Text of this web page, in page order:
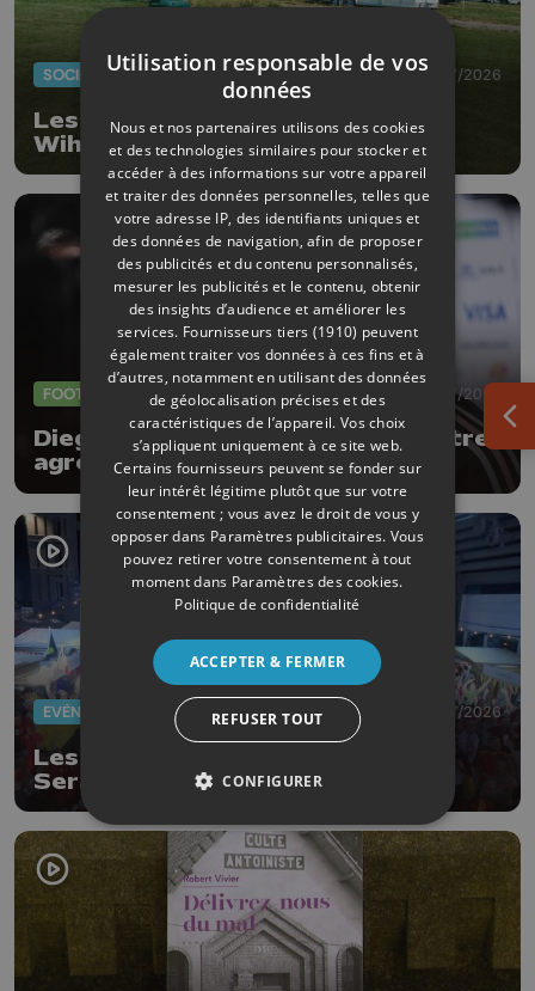
SOCIÉTÉ 20/07/2026
Les gens du voyage ont quitté
Wihogne
FOOTBALL 09/07/2026
Diego Moreira : " Il faudra se montrer
agressifs face à l'Espagne "
EVÈNEMENTS 07/07/2026
Les Diables Rouges font vibrer
Seraing en pleine nuit
Utilisation responsable de vos
données
Nous et nos partenaires utilisons des cookies
et des technologies similaires pour stocker et
accéder à des informations sur votre appareil
et traiter des données personnelles, telles que
votre adresse IP, des identifiants uniques et
des données de navigation, afin de proposer
des publicités et du contenu personnalisés,
mesurer les publicités et le contenu, obtenir
des insights d’audience et améliorer les
services. Fournisseurs tiers (1910) peuvent
également traiter vos données à ces fins et à
d’autres, notamment en utilisant des données
de géolocalisation précises et des
caractéristiques de l’appareil. Vos choix
s’appliquent uniquement à ce site web.
Certains fournisseurs peuvent se fonder sur
leur intérêt légitime plutôt que sur votre
consentement ; vous avez le droit de vous y
opposer dans Paramètres publicitaires. Vous
pouvez retirer votre consentement à tout
moment dans Paramètres des cookies.
Politique de confidentialité
ACCEPTER & FERMER
REFUSER TOUT
CONFIGURER